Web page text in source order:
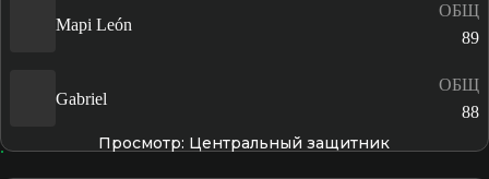
Mapi León
ОБЩ
89
Gabriel
ОБЩ
88
Просмотр: Центральный защитник